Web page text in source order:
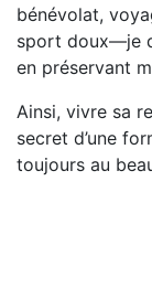
bénévolat,
sport doux—je
en préservant
Ainsi, vivre sa
secret d’une
toujours au